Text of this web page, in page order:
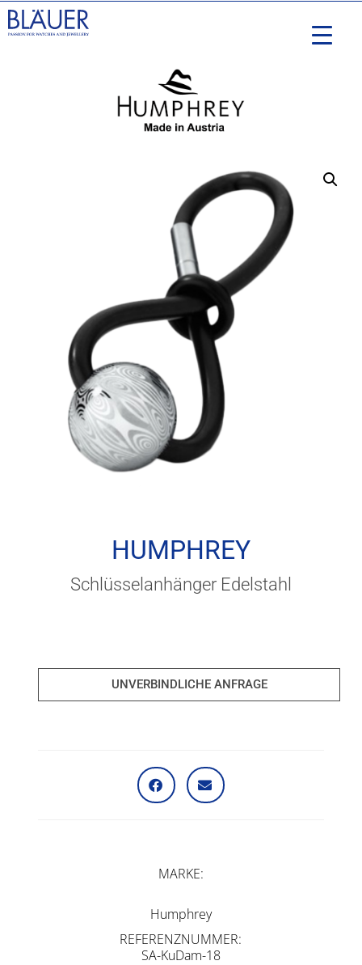
HUMPHREY
Schlüsselanhänger Edelstahl
UNVERBINDLICHE ANFRAGE
MARKE
Humphrey
REFERENZNUMMER
SA-KuDam-18